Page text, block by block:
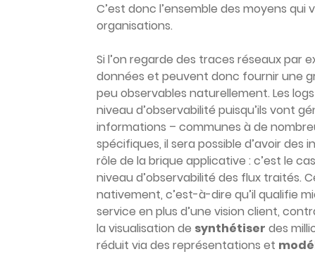
C’est donc l’ensemble des moyens qui
organisations.
Si l’on regarde des traces réseaux par
données et peuvent donc fournir une
peu observables naturellement. Les
niveau d’observabilité puisqu’ils vont
informations – communes à de
spécifiques, il sera possible d’avoir
rôle de la brique applicative : c’est le
niveau d’observabilité des flux traités.
nativement, c’est-à-dire qu’il qualifie
service en plus d’une vision client,
la visualisation de synthétiser des
réduit via des représentations et